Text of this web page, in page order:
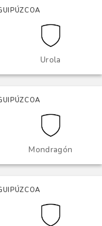
Urola
Mondragón